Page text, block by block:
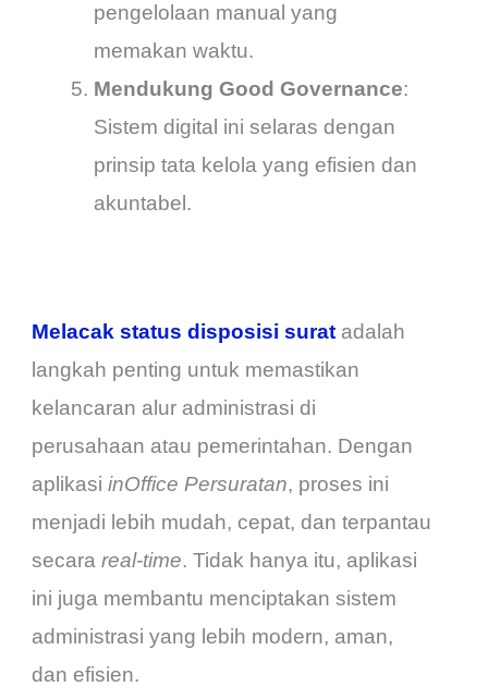
pengelolaan manual yang
memakan waktu.
Mendukung Good Governance:
Sistem digital ini selaras dengan
prinsip tata kelola yang efisien dan
akuntabel.
Melacak status disposisi surat adalah
langkah penting untuk memastikan
kelancaran alur administrasi di
perusahaan atau pemerintahan. Dengan
aplikasiinOffice Persuratan, proses ini
menjadi lebih mudah, cepat, dan terpantau
secarareal-time. Tidak hanya itu, aplikasi
ini juga membantu menciptakan sistem
administrasi yang lebih modern, aman,
dan efisien.